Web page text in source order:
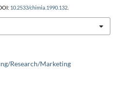
Research/Marketing
10.2533/chimia.1990.132.